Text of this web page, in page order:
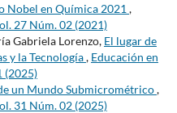
Nobel en Química 2021 ,
27 Núm. 02 (2021)
Gabriela Lorenzo, El lugar de
y la Tecnología, Educación en
(2025)
un Mundo Submicrométrico,
31 Núm. 02 (2025)